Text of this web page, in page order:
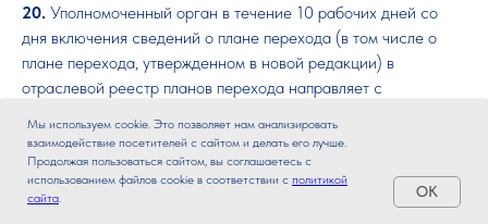
20. Уполномоченный орган в течение 10 рабочих дней со
дня включения сведений о плане перехода (в том числе о
плане перехода, утвержденном в новой редакции) в
отраслевой реестр планов перехода направляет с
Федерации о государственной тайне в организацию,
определенную распоряжением Правительства Российской
Федерации от 29 марта 2023 г. № 757-р научно-
производственным объединением, специализирующимся на
Мы используем cookie. Это позволяет нам анализировать
взаимодействие посетителей с сайтом и делать его лучше.
Продолжая пользоваться сайтом, вы соглашаетесь с
использованием файлов cookie в соответствии с политикой
сайта. OK